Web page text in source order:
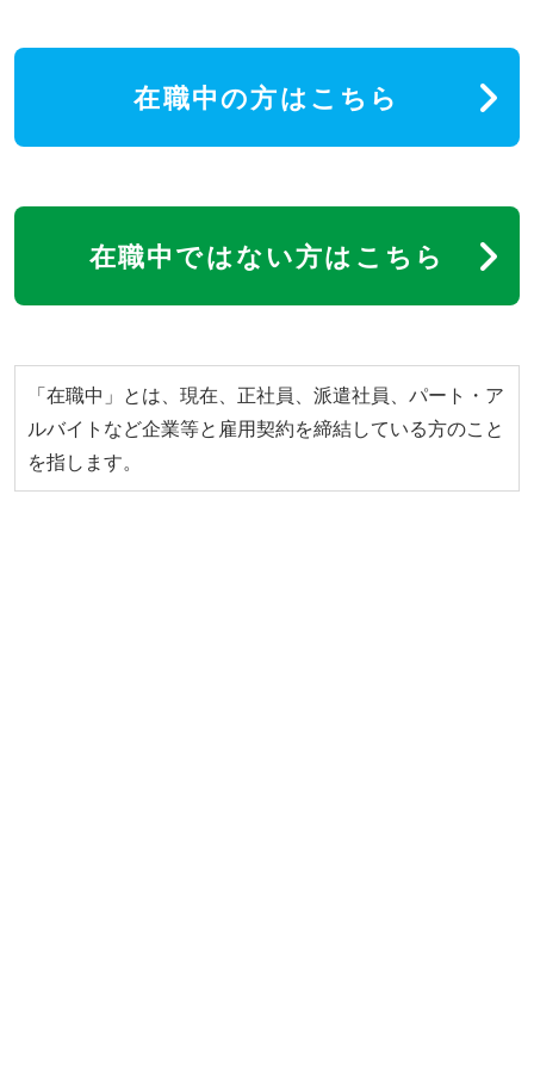
在職中の方はこちら
在職中ではない方はこちら
「在職中」とは、現在、正社員、派遣社員、パート・ア
ルバイトなど企業等と雇用契約を締結している方のこと
を指します。